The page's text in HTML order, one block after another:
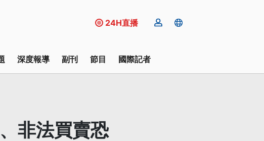
24H直播
深度報導 副刊 節目 國際記者
非法買賣恐